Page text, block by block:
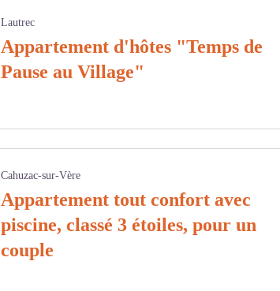
Lautrec
Appartement d'hôtes "Temps de
Pause au Village"
Cahuzac-sur-Vère
Appartement tout confort avec
piscine, classé 3 étoiles, pour un
couple